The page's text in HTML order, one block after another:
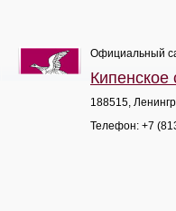
Официальный
Кипенское
188515,
Телефон: +7